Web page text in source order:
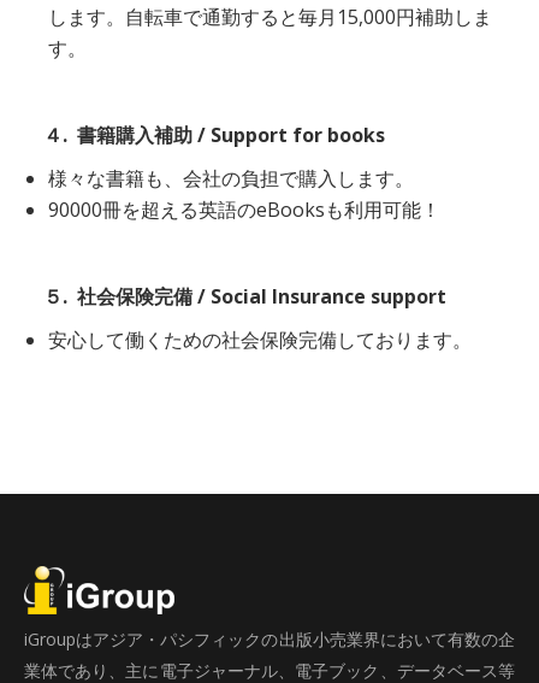
します。自転車で通勤すると毎月15,000円補助しま
す。
４. 書籍購入補助 / Support for books
様々な書籍も、会社の負担で購入します。
90000冊を超える英語のeBooksも利用可能！
５. 社会保険完備 / Social Insurance support
安心して働くための社会保険完備しております。
iGroupはアジア・パシフィックの出版小売業界において有数の企
業体であり、主に電子ジャーナル、電子ブック、データベース等